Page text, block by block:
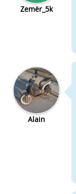
Zemër_5k
Alain